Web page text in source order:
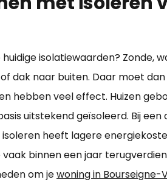
isolatiewaarden? Zonde,
dak naar buiten. Daar moet
hebben veel effect. Huizen
uitstekend geïsoleerd. Bij
isoleren heeft lagere
binnen een jaar
om jewoning in Bourseigne-